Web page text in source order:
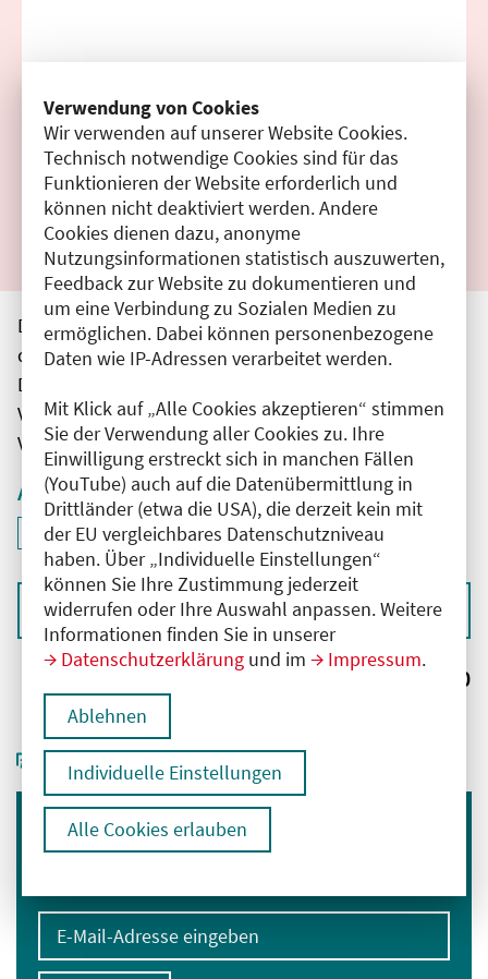
Verwendung von Cookies
Wir verwenden auf unserer Website Cookies.
Technisch notwendige Cookies sind für das
Funktionieren der Website erforderlich und
können nicht deaktiviert werden. Andere
Cookies dienen dazu, anonyme
Nutzungsinformationen statistisch auszuwerten,
Feedback zur Website zu dokumentieren und
um eine Verbindung zu Sozialen Medien zu
ermöglichen. Dabei können personenbezogene
Daten wie IP-Adressen verarbeitet werden.
Mit Klick auf „Alle Cookies akzeptieren“ stimmen
Sie der Verwendung aller Cookies zu. Ihre
Einwilligung erstreckt sich in manchen Fällen
(YouTube) auch auf die Datenübermittlung in
Drittländer (etwa die USA), die derzeit kein mit
der EU vergleichbares Datenschutzniveau
haben. Über „Individuelle Einstellungen“
können Sie Ihre Zustimmung jederzeit
widerrufen oder Ihre Auswahl anpassen. Weitere
Informationen finden Sie in unserer
Datenschutzerklärung und im Impressum.
Ablehnen
Individuelle Einstellungen
Alle Cookies erlauben
Filter zurücksetzen
Ergebnisse drucken
Die hier aufgeführten Veranstaltungen entsprechen
den unmittelbar vom Veranstalter getätigten Angaben.
Die Ärztekammer Berlin übernimmt keine
Verantwortung für den Inhalt, die Haftung obliegt dem
Veranstalter.
Aktive Filter
Filter
ID: ANT-2602007
deaktivieren und Suchergebnisse neu laden
Sortieren nach
Ergebnisse: 0
Immer informiert bleiben
E-Mail-Adresse eingeben